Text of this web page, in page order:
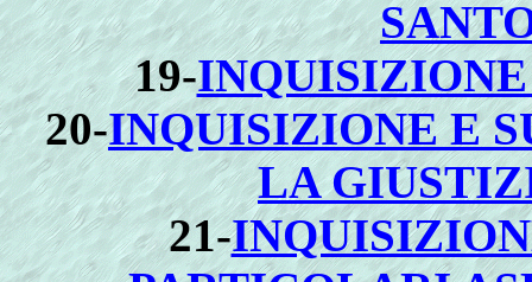
19-
20-INQUISIZIONE E
LA
21-